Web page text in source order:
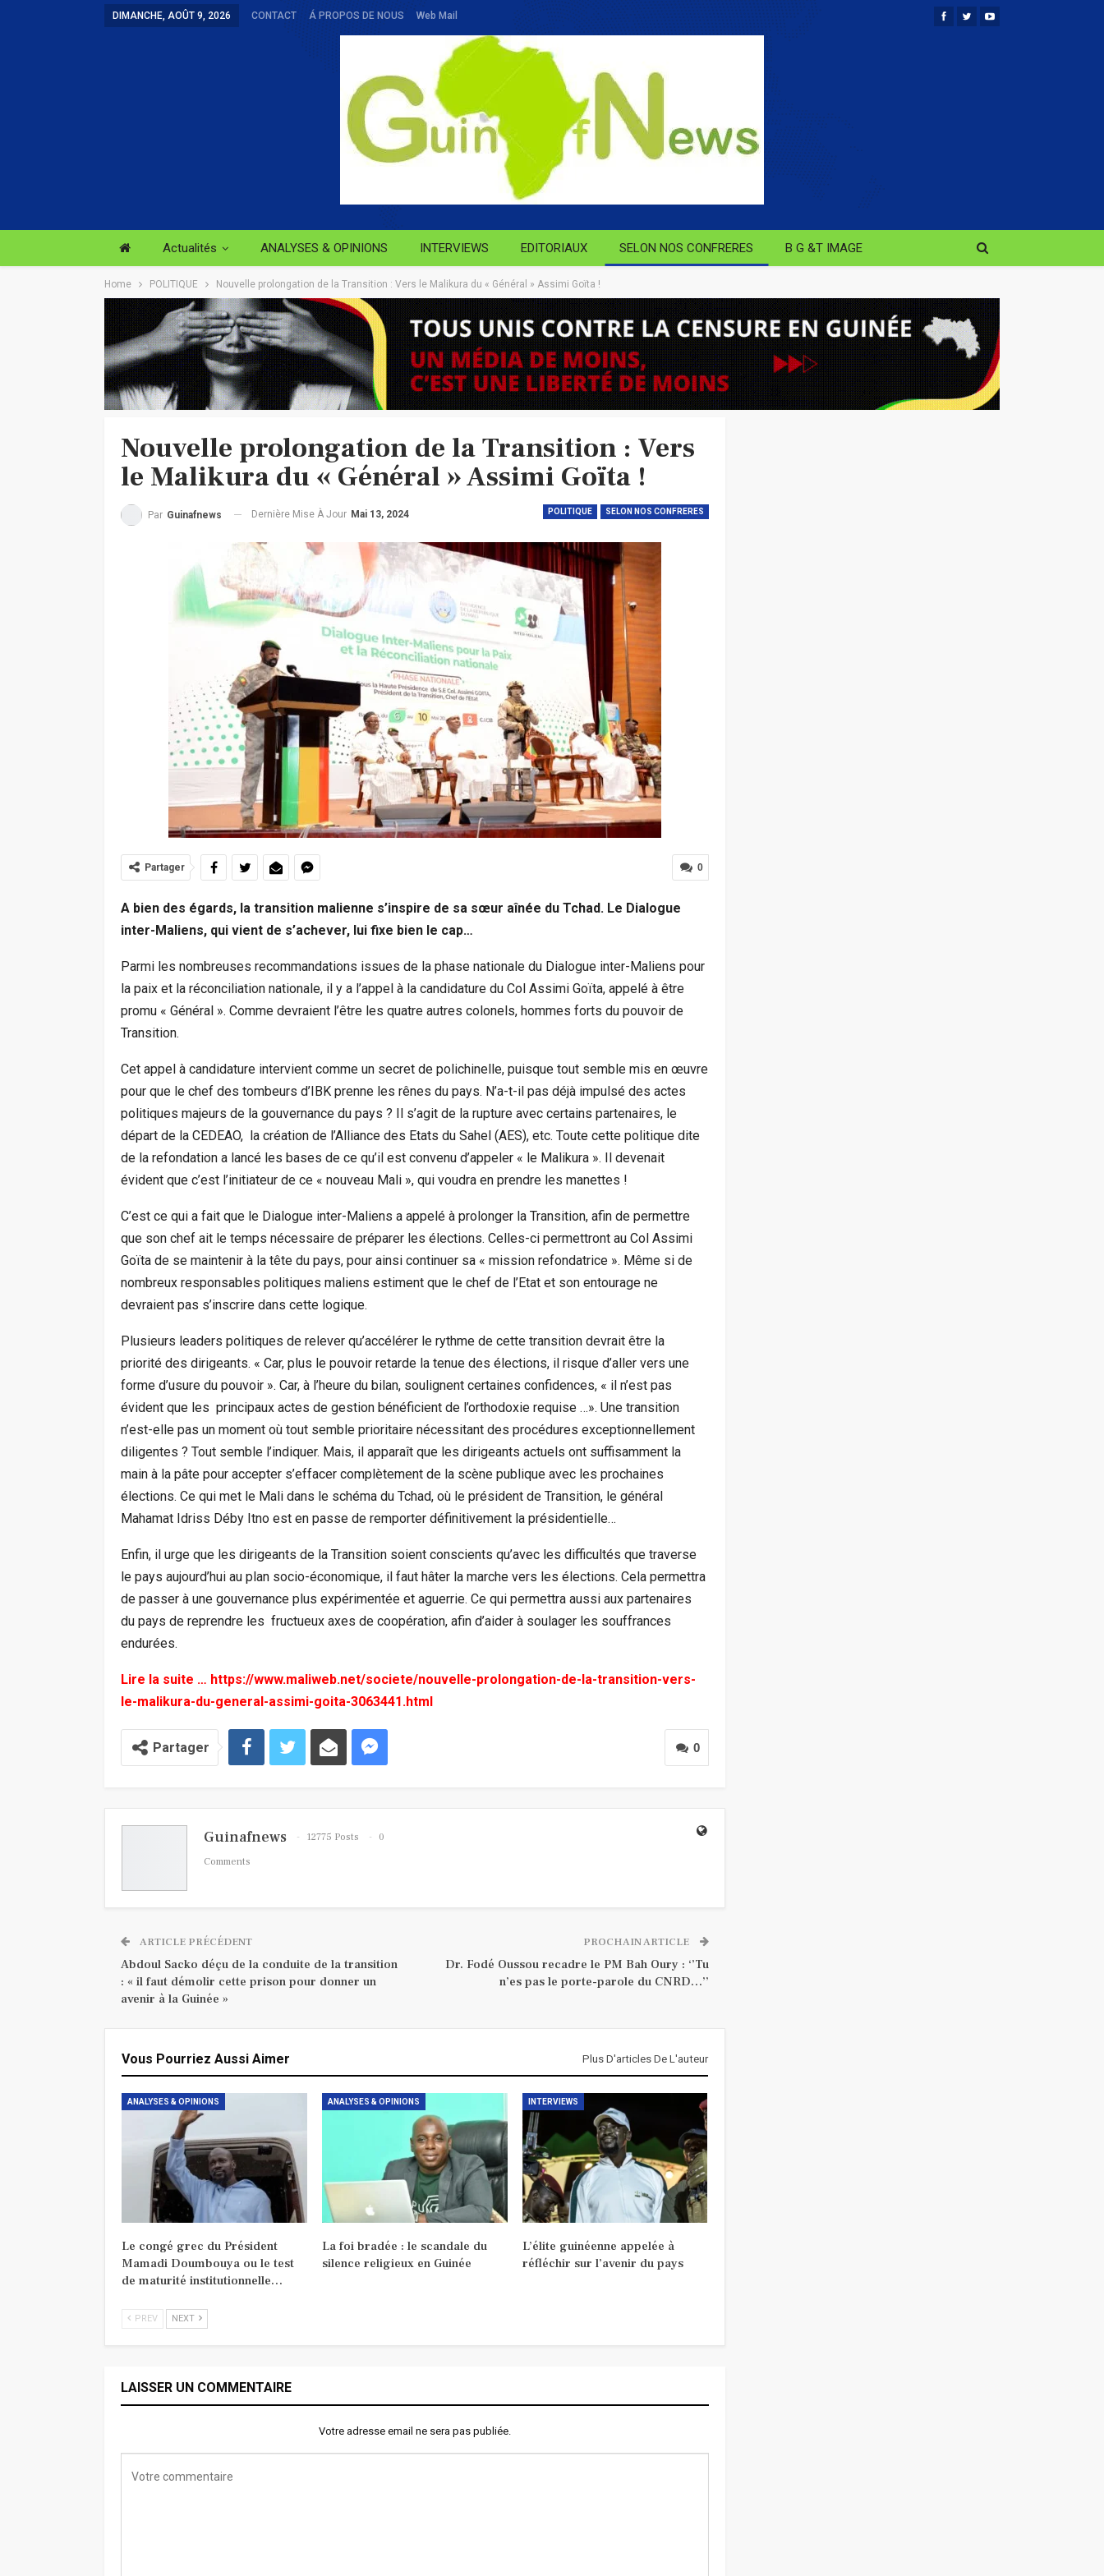
DIMANCHE, AOÛT 9, 2026 CONTACT Á PROPOS DE NOUS Web Mail
Actualités ANALYSES & OPINIONS INTERVIEWS EDITORIAUX SELON NOS CONFRERES B G &T IMAGE
Home POLITIQUE Nouvelle prolongation de la Transition : Vers le Malikura du « Général » Assimi Goïta !
Nouvelle prolongation de la Transition : Vers
le Malikura du « Général » Assimi Goïta !
POLITIQUE SELON NOS CONFRERES
Par Guinafnews Dernière Mise À Jour Mai 13, 2024
0
Partager
A bien des égards, la transition malienne s’inspire de sa sœur aînée du Tchad. Le Dialogue
inter-Maliens, qui vient de s’achever, lui fixe bien le cap…
Parmi les nombreuses recommandations issues de la phase nationale du Dialogue inter-Maliens pour
la paix et la réconciliation nationale, il y a l’appel à la candidature du Col Assimi Goïta, appelé à être
promu « Général ». Comme devraient l’être les quatre autres colonels, hommes forts du pouvoir de
Transition.
Cet appel à candidature intervient comme un secret de polichinelle, puisque tout semble mis en œuvre
pour que le chef des tombeurs d’IBK prenne les rênes du pays. N’a-t-il pas déjà impulsé des actes
politiques majeurs de la gouvernance du pays ? Il s’agit de la rupture avec certains partenaires, le
départ de la CEDEAO, la création de l’Alliance des Etats du Sahel (AES), etc. Toute cette politique dite
de la refondation a lancé les bases de ce qu’il est convenu d’appeler « le Malikura ». Il devenait
évident que c’est l’initiateur de ce « nouveau Mali », qui voudra en prendre les manettes !
C’est ce qui a fait que le Dialogue inter-Maliens a appelé à prolonger la Transition, afin de permettre
que son chef ait le temps nécessaire de préparer les élections. Celles-ci permettront au Col Assimi
Goïta de se maintenir à la tête du pays, pour ainsi continuer sa « mission refondatrice ». Même si de
nombreux responsables politiques maliens estiment que le chef de l’Etat et son entourage ne
devraient pas s’inscrire dans cette logique.
Plusieurs leaders politiques de relever qu’accélérer le rythme de cette transition devrait être la
priorité des dirigeants. « Car, plus le pouvoir retarde la tenue des élections, il risque d’aller vers une
forme d’usure du pouvoir ». Car, à l’heure du bilan, soulignent certaines confidences, « il n’est pas
évident que les principaux actes de gestion bénéficient de l’orthodoxie requise …». Une transition
n’est-elle pas un moment où tout semble prioritaire nécessitant des procédures exceptionnellement
diligentes ? Tout semble l’indiquer. Mais, il apparaît que les dirigeants actuels ont suffisamment la
main à la pâte pour accepter s’effacer complètement de la scène publique avec les prochaines
élections. Ce qui met le Mali dans le schéma du Tchad, où le président de Transition, le général
Mahamat Idriss Déby Itno est en passe de remporter définitivement la présidentielle…
Enfin, il urge que les dirigeants de la Transition soient conscients qu’avec les difficultés que traverse
le pays aujourd’hui au plan socio-économique, il faut hâter la marche vers les élections. Cela permettra
de passer à une gouvernance plus expérimentée et aguerrie. Ce qui permettra aussi aux partenaires
du pays de reprendre les fructueux axes de coopération, afin d’aider à soulager les souffrances
endurées.
Lire la suite … https://www.maliweb.net/societe/nouvelle-prolongation-de-la-transition-vers-
le-malikura-du-general-assimi-goita-3063441.html
0
Partager
Guinafnews 12775 Posts
0
Comments
ARTICLE PRÉCÉDENT
Abdoul Sacko déçu de la conduite de la transition
: « il faut démolir cette prison pour donner un
avenir à la Guinée »
PROCHAIN ARTICLE
Dr. Fodé Oussou recadre le PM Bah Oury : ‘’Tu
n’es pas le porte-parole du CNRD…’’
Vous Pourriez Aussi Aimer Plus D'articles De L'auteur
ANALYSES & OPINIONS
Le congé grec du Président
Mamadi Doumbouya ou le test
de maturité institutionnelle…
ANALYSES & OPINIONS
La foi bradée : le scandale du
silence religieux en Guinée
INTERVIEWS
L’élite guinéenne appelée à
réfléchir sur l’avenir du pays
PREV NEXT
LAISSER UN COMMENTAIRE
Votre adresse email ne sera pas publiée.